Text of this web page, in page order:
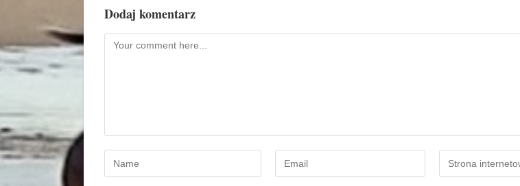
Dodaj komentarz